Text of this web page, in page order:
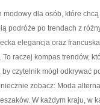
modowy dla osób, które
podróże po trendach z
elegancja oraz
To raczej kompas trendów,
czytelnik mógł odkrywać
zobacz: Moda
W każdym kraju, w